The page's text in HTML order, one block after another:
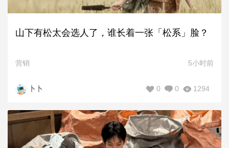
山下有松太会选人了，谁长着一张「松系」脸？
营销 5小时前
卜卜 1294
0
0